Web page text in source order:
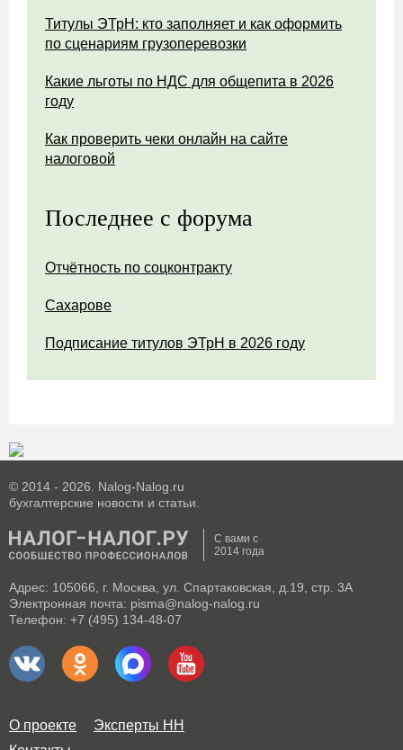
Титулы ЭТрН: кто заполняет и как оформить
по сценариям грузоперевозки
Какие льготы по НДС для общепита в 2026
году
Как проверить чеки онлайн на сайте
налоговой
Последнее с форума
Отчётность по соцконтракту
Сахарове
Подписание титулов ЭТрН в 2026 году
© 2014 - 2026. Nalog-Nalog.ru
бухгалтерские новости и статьи.
С вами с
2014 года
Адрес: 105066, г. Москва, ул. Спартаковская, д.19, стр. 3А
Электронная почта: pisma@nalog-nalog.ru
Телефон: +7 (495) 134-48-07
О проекте
Эксперты НН